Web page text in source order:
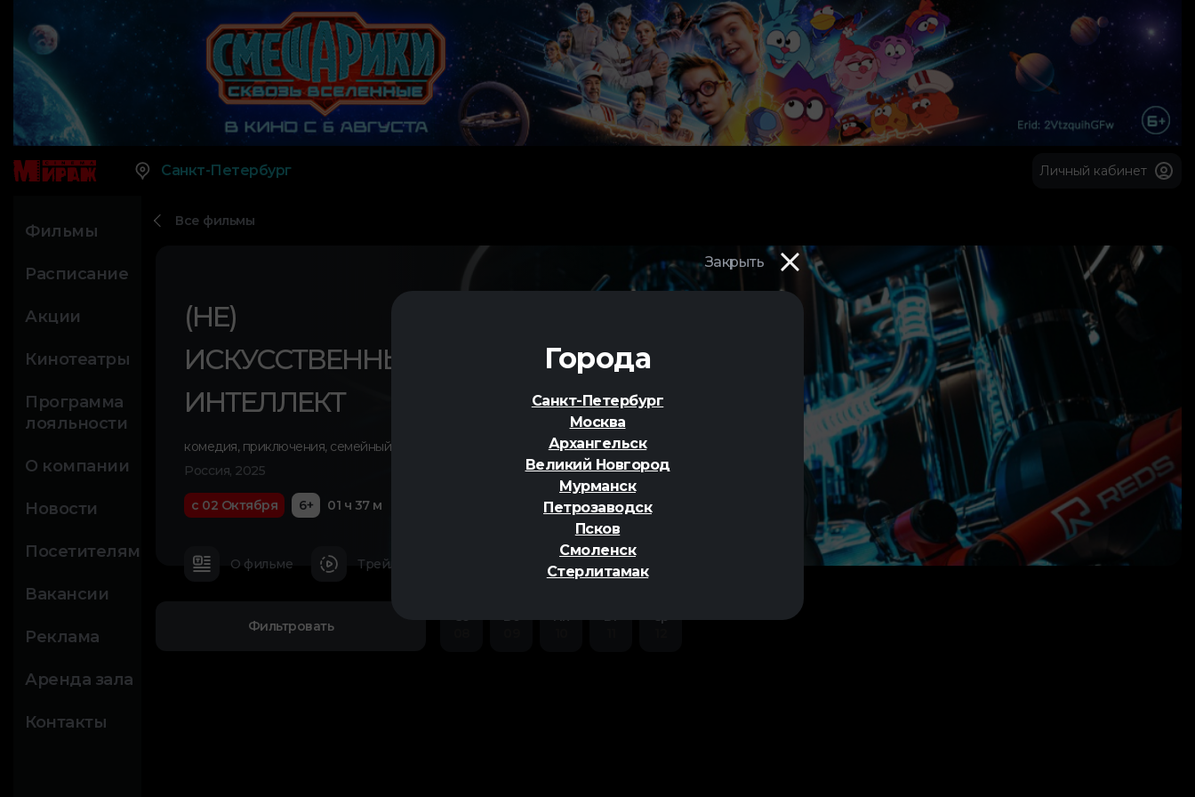
Закрыть
Города
Санкт-Петербург
Москва
Архангельск
Великий Новгород
Мурманск
Петрозаводск
Псков
Смоленск
Стерлитамак
Санкт-Петербург Личный кабинет
Фильмы
Расписание
Акции
Кинотеатры
Программа
лояльности
О компании
Новости
Посетителям
Вакансии
Реклама
Аренда зала
Контакты
Все фильмы
(НЕ)
ИСКУССТВЕННЫЙ
ИНТЕЛЛЕКТ
комедия,приключения,семейный
Россия, 2025
с 02 Октября 6+ 01 ч 37 м
О фильме Трейлер
Фильтровать
Сб
Вс
Пн
Вт
Ср